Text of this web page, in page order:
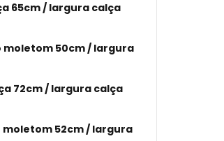
/ largura calça
moletom 50cm / largura
/ largura calça
moletom 52cm / largura